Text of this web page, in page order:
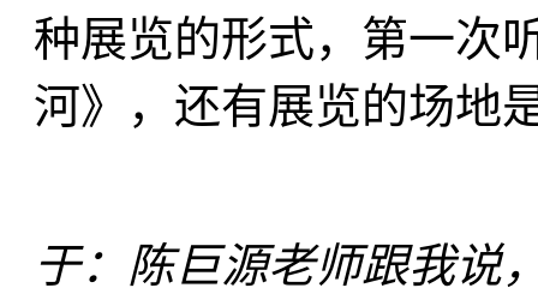
种展览的形式，第一次
河》，还有展览的场地
于：陈巨源老师跟我说